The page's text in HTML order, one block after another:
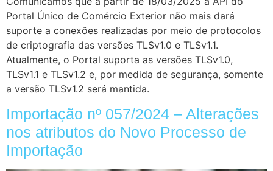
Portal Único de Comércio Exterior não mais dará
suporte a conexões realizadas por meio de protocolos
de criptografia das versões TLSv1.0 e TLSv1.1.
Atualmente, o Portal suporta as versões TLSv1.0,
TLSv1.1 e TLSv1.2 e, por medida de segurança, somente
a versão TLSv1.2 será mantida.
Importação nº 057/2024 – Alterações
nos atributos do Novo Processo de
Importação